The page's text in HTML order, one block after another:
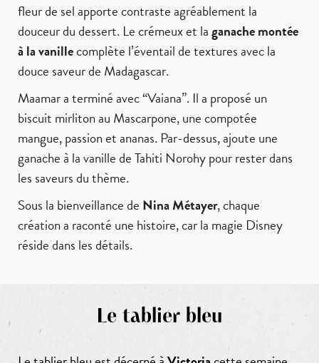
fleur de sel apporte contraste agréablement la
douceur du dessert. Le crémeux et laganache montée
à la vanillecomplète l’éventail de textures avec la
douce saveur de Madagascar.
Maamar a terminé avec “Vaiana”. Il a proposé un
biscuit mirliton au Mascarpone, une compotée
mangue, passion et ananas. Par-dessus, ajoute une
ganache à la vanille de Tahiti Norohy pour rester dans
les saveurs du thème.
Sous la bienveillance de Nina Métayer, chaque
création a raconté une histoire, car la magie Disney
réside dans les détails.
Le tablier bleu